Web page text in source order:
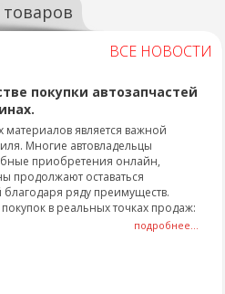
ВСЕ НОВОСТИ
покупки автозапчастей
материалов является важной
Многие автовладельцы
приобретения онлайн,
продолжают оставаться
ряду преимуществ.
в реальных точках продаж:
подробнее...